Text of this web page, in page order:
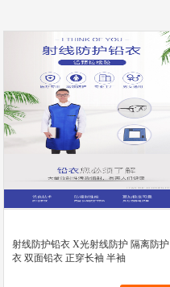
射线防护铅衣 X光射线防护 隔离防护
衣 双面铅衣 正穿长袖 半袖